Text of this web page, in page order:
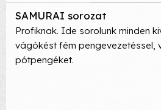
SAMURAI sorozat
Profiknak. Ide sorolunk minden
vágókést fém pengevezetéssel,
pótpengéket.